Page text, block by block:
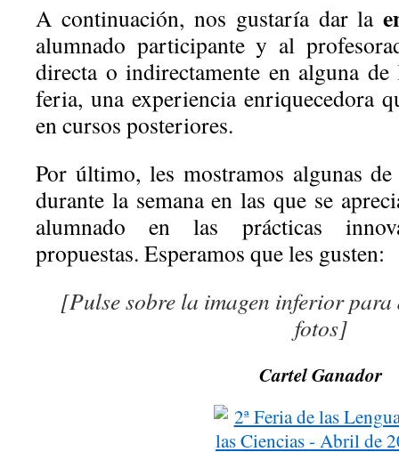
A continuación, nos gustaría dar la
alumnado participante y al
directa o indirectamente en alguna de
feria, una experiencia enriquecedora
en cursos posteriores.
Por último, les mostramos algunas de
durante la semana en las que se
alumnado en las prácticas
propuestas. Esperamos que les gusten:
[Pulse sobre la imagen inferior para
fotos]
Cartel Ganador